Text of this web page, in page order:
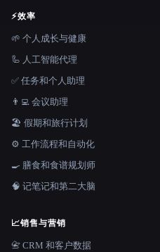
⚡效率
🌱 个人成长与健康
🦾 人工智能代理
✅ 任务和个人助理
👨‍💻 会议助理
🏖 假期和旅行计划
⚙️ 工作流程和自动化
🍳 膳食和食谱规划师
🧠 记笔记和第二大脑
📈销售与营销
📇 CRM 和客户数据